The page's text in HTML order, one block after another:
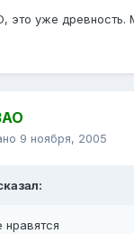
это уже
9 ноября, 2005